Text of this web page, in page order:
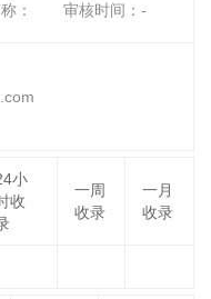
： 审核时间： -
小
收
一周
收录
一月
收录